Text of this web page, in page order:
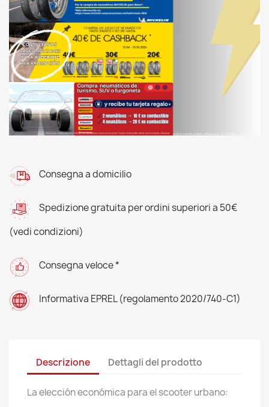
Consegna a domicilio
Spedizione gratuita per ordini superiori a 50€
(vedi condizioni)
Consegna veloce *
Informativa EPREL (regolamento 2020/740-C1)
Descrizione Dettagli del prodotto
La elección económica para el scooter urbano: